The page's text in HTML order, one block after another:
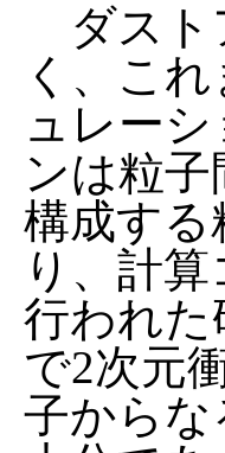
ダスト
く、こ
ュレー
ンは粒
構成する
り、計
行われた
で2次元
子から